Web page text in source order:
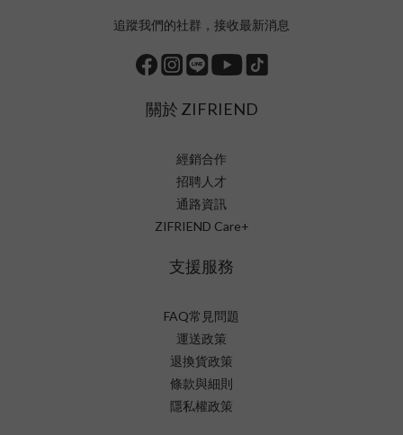
追蹤我們的社群，接收最新消息
關於 ZIFRIEND
經銷合作
招聘人才
通路資訊
ZIFRIEND Care+
支援服務
FAQ常見問題
運送政策
退換貨政策
條款與細則
隱私權政策